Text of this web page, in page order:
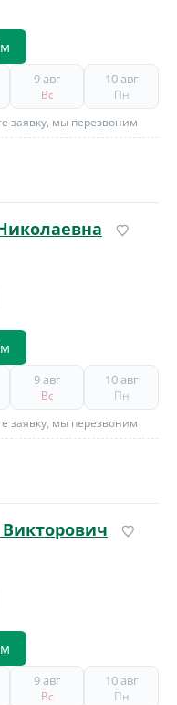
9 авг
Вс
10 авг
Пн
заявку, мы перезвоним
9 авг
Вс
10 авг
Пн
заявку, мы перезвоним
9 авг
Вс
10 авг
Пн